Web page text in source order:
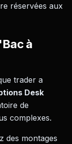
réservées aux
à
trader a
Desk
de
complexes.
des montages